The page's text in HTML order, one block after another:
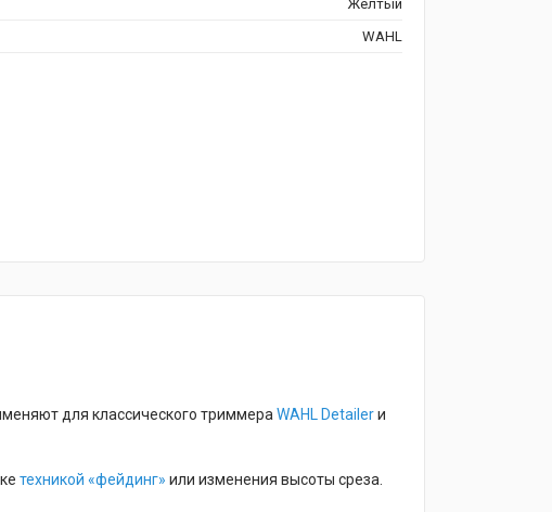
Желтый
WAHL
для классического триммера WAHL Detailerи
техникой «фейдинг» или изменения высоты среза.